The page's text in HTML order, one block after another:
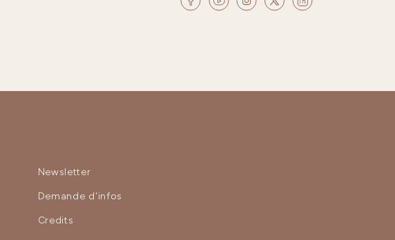
Newsletter
Demande d'infos
Credits